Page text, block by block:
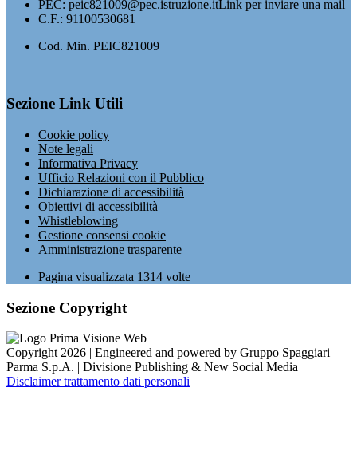
PEC: peic821009@pec.istruzione.itLink per inviare una mail
C.F.: 91100530681
Cod. Min. PEIC821009
Sezione Link Utili
Cookie policy
Note legali
Informativa Privacy
Ufficio Relazioni con il Pubblico
Dichiarazione di accessibilità
Obiettivi di accessibilità
Whistleblowing
Gestione consensi cookie
Amministrazione trasparente
Pagina visualizzata 1314 volte
Sezione Copyright
Copyright 2026 | Engineered and powered by Gruppo Spaggiari
Parma S.p.A. | Divisione Publishing & New Social Media
Disclaimer trattamento dati personali